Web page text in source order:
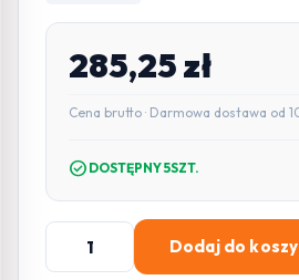
285,25zł
Cena brutto · Darmowa dostawa od
check_circle DOSTĘPNY 5SZT.
ilość
MIKROTIK
Dodaj do